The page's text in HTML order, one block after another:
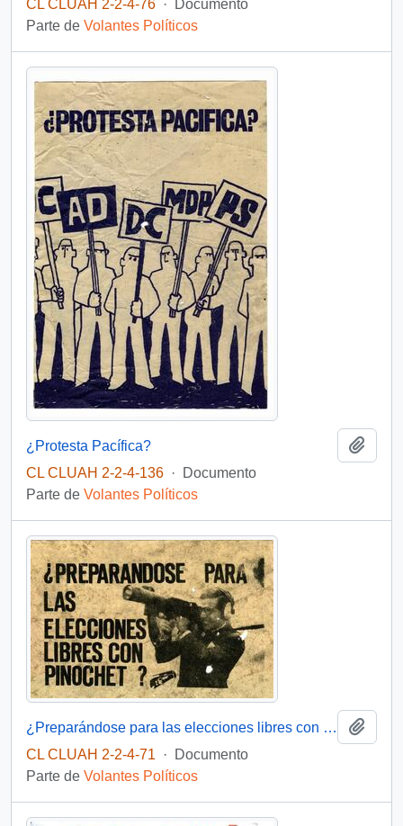
CL CLUAH 2-2-4-76 ·
Documento
Parte de Volantes Políticos
¿Protesta Pacífica?
CL CLUAH 2-2-4-136 ·
Documento
Parte de Volantes Políticos
¿Preparándose para las elecciones libres con Pinochet?
CL CLUAH 2-2-4-71
·
Documento
Parte de Volantes Políticos